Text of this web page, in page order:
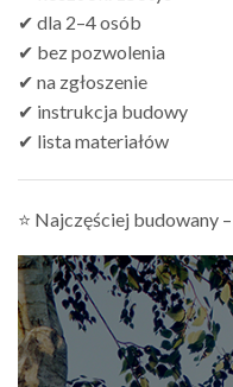
✔ dla 2–4 osób
✔ bez pozwolenia
✔ na zgłoszenie
✔ instrukcja budowy
✔ lista materiałów
⭐ Najczęściej budowany